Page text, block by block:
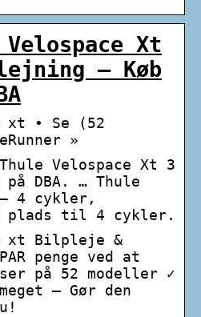
Xt
– Køb
xt • Se (52
»
Velospace Xt 3
DBA. … Thule
– 4 cykler,
plads til 4 cykler.
xt Bilpleje &
penge ved at
på 52 modeller ✓
– Gør den